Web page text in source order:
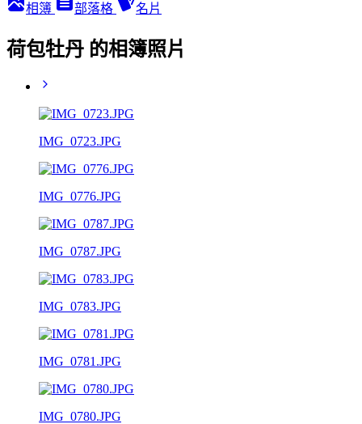
相簿 部落格 名片
荷包牡丹 的相簿照片
IMG_0723.JPG
IMG_0776.JPG
IMG_0787.JPG
IMG_0783.JPG
IMG_0781.JPG
IMG_0780.JPG